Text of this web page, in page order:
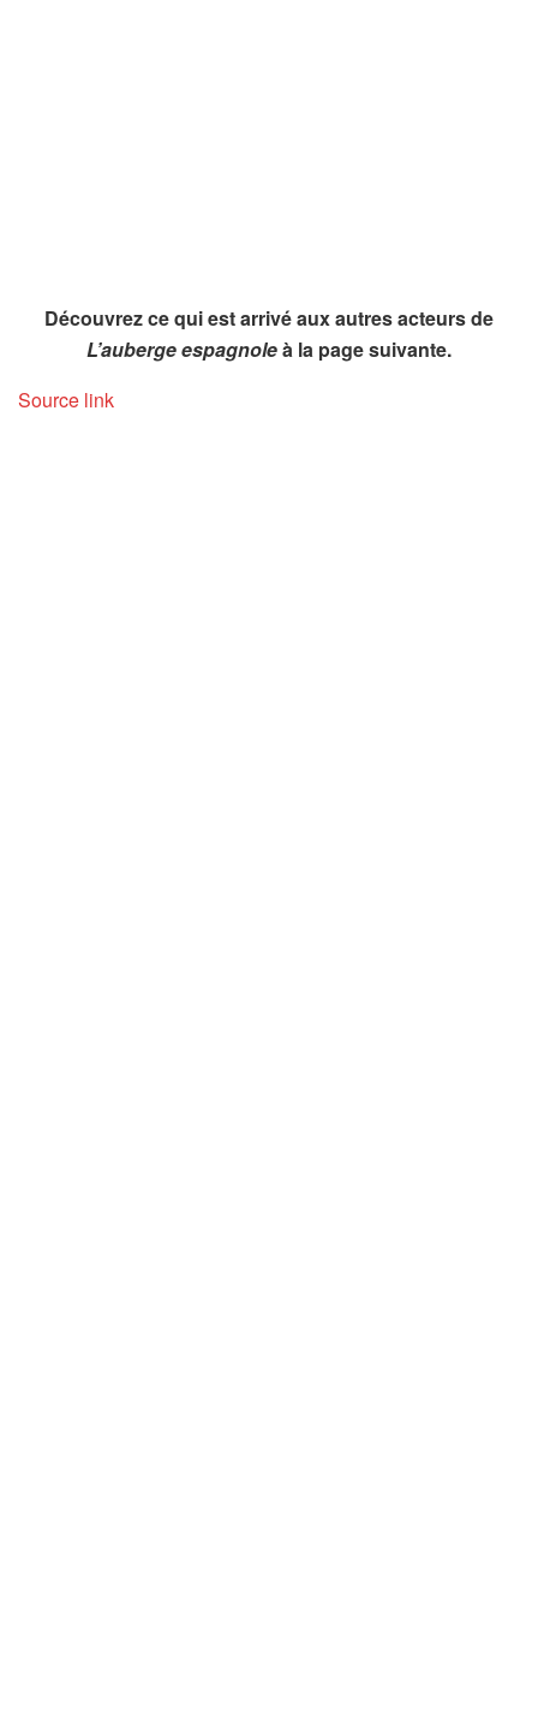
Découvrez ce qui est arrivé aux autres acteurs de
L’auberge espagnoleà la page suivante.
Source link